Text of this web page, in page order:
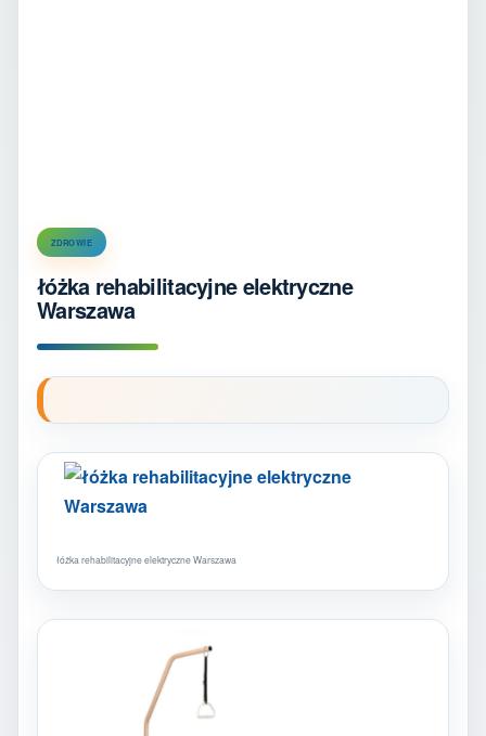
ZDROWIE
łóżka rehabilitacyjne elektryczne
Warszawa
łóżka rehabilitacyjne elektryczne Warszawa